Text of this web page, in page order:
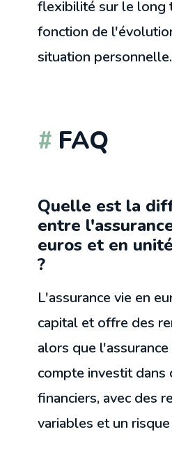
flexibilité sur le long
fonction de
situation personnelle.
FAQ
Quelle est la
entre
euros et en
?
L'assurance vie en
capital et offre des
alors que
compte investit dans
financiers, avec des
variables et un risque